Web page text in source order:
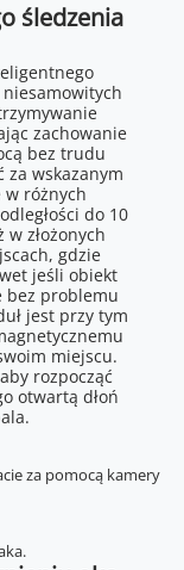
śledzenia
niesamowitych
zachowanie
bez trudu
za wskazanym
różnych
do 10
złożonych
gdzie
jeśli obiekt
bez problemu
jest przy tym
miejscu.
rozpocząć
otwartą dłoń